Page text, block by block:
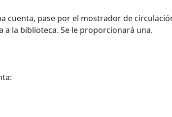
cuenta, pase por el mostrador de
a la biblioteca. Se le proporcionará una.